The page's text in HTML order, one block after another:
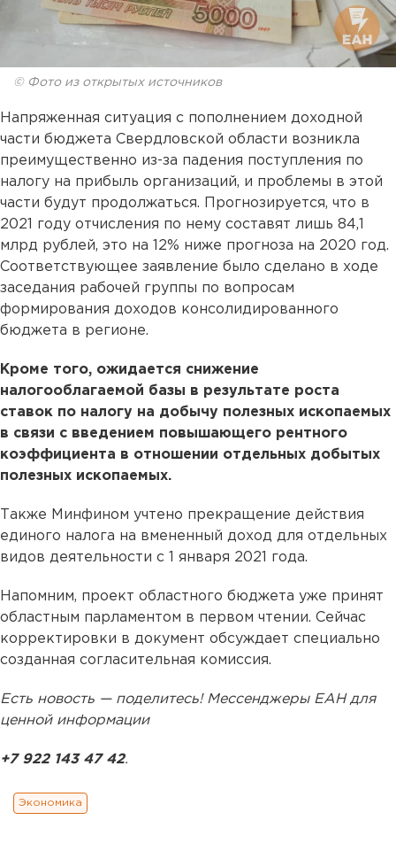
© Фото из открытых источников
Напряженная ситуация с пополнением доходной
части бюджета Свердловской области возникла
преимущественно из-за падения поступления по
налогу на прибыль организаций, и проблемы в этой
части будут продолжаться. Прогнозируется, что в
2021 году отчисления по нему составят лишь 84,1
млрд рублей, это на 12% ниже прогноза на 2020 год.
Соответствующее заявление было сделано в ходе
заседания рабочей группы по вопросам
формирования доходов консолидированного
бюджета в регионе.
Кроме того, ожидается снижение
налогооблагаемой базы в результате роста
ставок по налогу на добычу полезных ископаемых
в связи с введением повышающего рентного
коэффициента в отношении отдельных добытых
полезных ископаемых.
Также Минфином учтено прекращение действия
единого налога на вмененный доход для отдельных
видов деятельности с 1 января 2021 года.
Напомним, проект областного бюджета уже принят
областным парламентом в первом чтении. Сейчас
корректировки в документ обсуждает специально
созданная согласительная комиссия.
Есть новость — поделитесь! Мессенджеры ЕАН для
ценной информации
+7 922 143 47 42.
Экономика